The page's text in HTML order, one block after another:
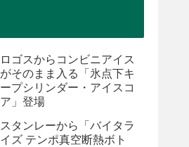
ロゴスからコンビニアイス
がそのまま入る「氷点下キ
ープシリンダー・アイスコ
ア」登場
スタンレーから「バイタラ
イズ テンポ真空断熱ボト